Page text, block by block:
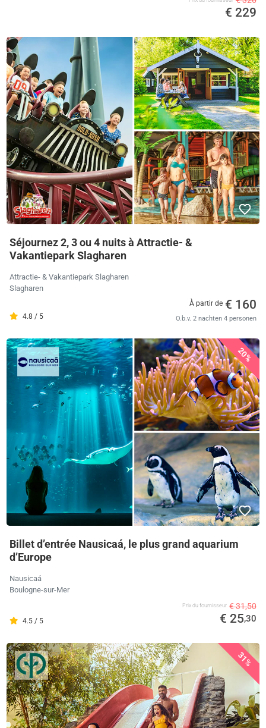
€ 229
Séjournez 2, 3 ou 4 nuits à Attractie- &
Vakantiepark Slagharen
Attractie- & Vakantiepark Slagharen
Slagharen
4.8 / 5
À partir de € 160
O.b.v. 2 nachten 4 personen
20%
Billet d’entrée Nausicaá, le plus grand aquarium
d’Europe
Nausicaá
Boulogne-sur-Mer
4.5 / 5
Prix ​​du fournisseur € 31,50
€ 25,30
31%